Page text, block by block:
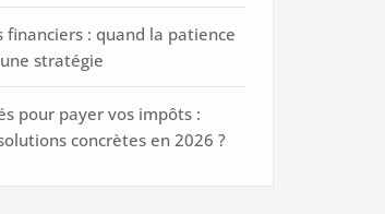
financiers : quand la patience
stratégie
pour payer vos impôts :
concrètes en 2026 ?